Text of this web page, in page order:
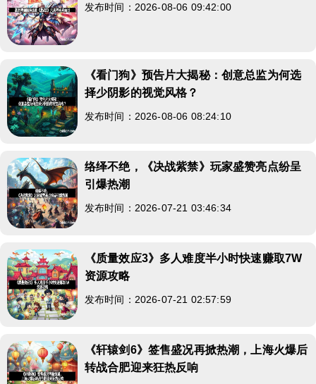
发布时间：2026-08-06 09:42:00
《看门狗》预告片大揭秘：创意总监为何选
择少阴影的视觉风格？
发布时间：2026-08-06 08:24:10
络绎不绝，《决战紫禁》玩家盛赞亮点纷呈
引爆热潮
发布时间：2026-07-21 03:46:34
《质量效应3》多人难度半小时快速赚取7W
资源攻略
发布时间：2026-07-21 02:57:59
《轩辕剑6》签售盛况再掀热潮，上海火爆后
转战合肥迎来狂热反响